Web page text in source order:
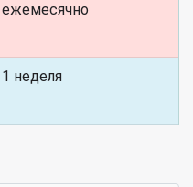
ежемесячно
1 неделя